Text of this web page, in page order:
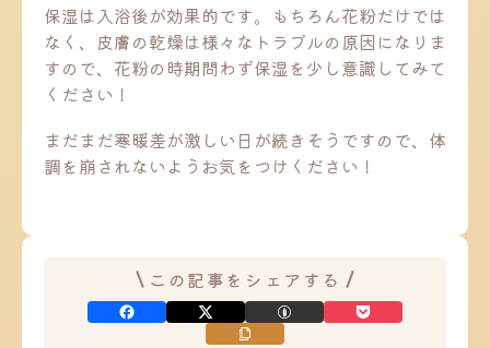
保湿は入浴後が効果的です。もちろん花粉だけでは
なく、皮膚の乾燥は様々なトラブルの原因になりま
すので、花粉の時期問わず保湿を少し意識してみて
ください！
まだまだ寒暖差が激しい日が続きそうですので、体
調を崩されないようお気をつけください！
この記事をシェアする